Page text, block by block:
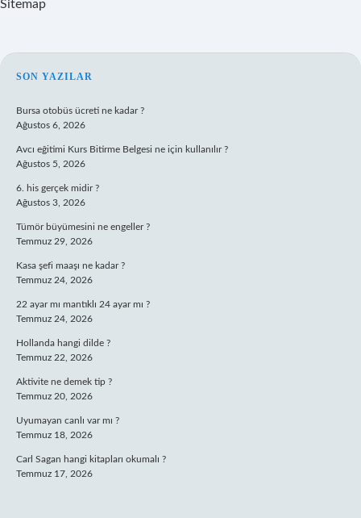
Sitemap
SIDEBAR
SON YAZILAR
Bursa otobüs ücreti ne kadar ?
Ağustos 6, 2026
Avcı eğitimi Kurs Bitirme Belgesi ne için kullanılır ?
Ağustos 5, 2026
6. his gerçek midir ?
Ağustos 3, 2026
Tümör büyümesini ne engeller ?
Temmuz 29, 2026
Kasa şefi maaşı ne kadar ?
Temmuz 24, 2026
22 ayar mı mantıklı 24 ayar mı ?
Temmuz 24, 2026
Hollanda hangi dilde ?
Temmuz 22, 2026
Aktivite ne demek tip ?
Temmuz 20, 2026
Uyumayan canlı var mı ?
Temmuz 18, 2026
Carl Sagan hangi kitapları okumalı ?
Temmuz 17, 2026